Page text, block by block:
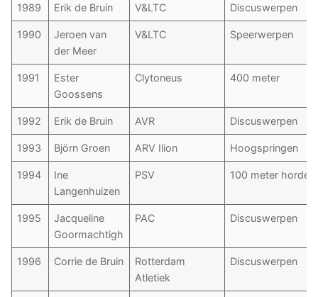
1989 Erik de Bruin V&LTC Discuswerpen
1990
Jeroen van
der Meer
V&LTC Speerwerpen
1991
Ester
Goossens
Clytoneus 400 meter
1992 Erik de Bruin AVR Discuswerpen
1993 Björn Groen ARV Ilion Hoogspringen
1994
Ine
Langenhuizen
PSV 100 meter horden
1995
Jacqueline
Goormachtigh
PAC Discuswerpen
1996 Corrie de Bruin
Rotterdam
Atletiek
Discuswerpen